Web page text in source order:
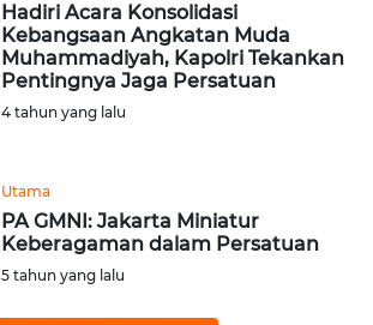
Hadiri Acara Konsolidasi
Kebangsaan Angkatan Muda
Muhammadiyah, Kapolri Tekankan
Pentingnya Jaga Persatuan
4 tahun yang lalu
Utama
PA GMNI: Jakarta Miniatur
Keberagaman dalam Persatuan
5 tahun yang lalu